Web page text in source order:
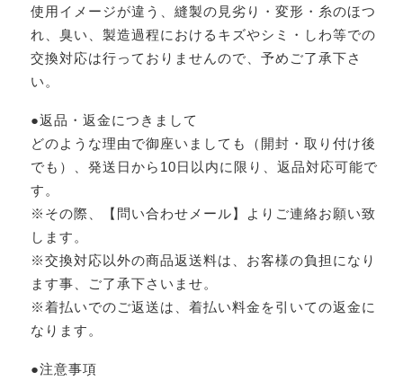
使用イメージが違う、縫製の見劣り・変形・糸のほつ
れ、臭い、製造過程におけるキズやシミ・しわ等での
交換対応は行っておりませんので、予めご了承下さ
い。
●返品・返金につきまして
どのような理由で御座いましても（開封・取り付け後
でも）、発送日から10日以内に限り、返品対応可能で
す。
※その際、【問い合わせメール】よりご連絡お願い致
します。
※交換対応以外の商品返送料は、お客様の負担になり
ます事、ご了承下さいませ。
※着払いでのご返送は、着払い料金を引いての返金に
なります。
●注意事項